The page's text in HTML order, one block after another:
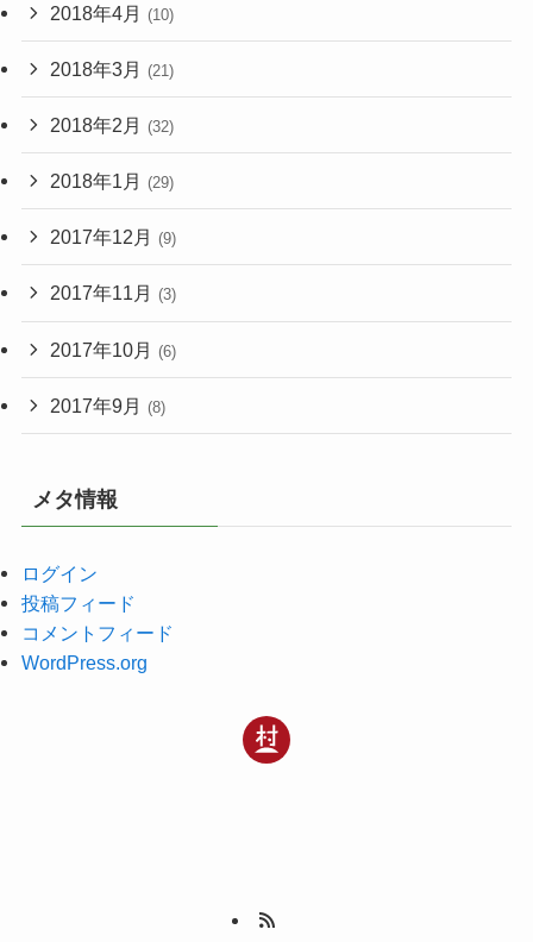
2018年4月 (10)
2018年3月 (21)
2018年2月 (32)
2018年1月 (29)
2017年12月 (9)
2017年11月 (3)
2017年10月 (6)
2017年9月 (8)
メタ情報
ログイン
投稿フィード
コメントフィード
WordPress.org